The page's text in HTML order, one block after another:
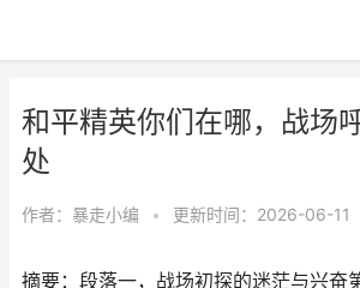
和平精英你们在哪，战场
处
作者： 暴走小编 • 更新时间：2026-06-11
摘要：段落一，战场初探的迷茫与兴奋